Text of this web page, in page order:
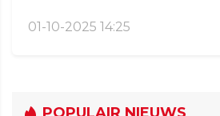
01-10-2025 14:25